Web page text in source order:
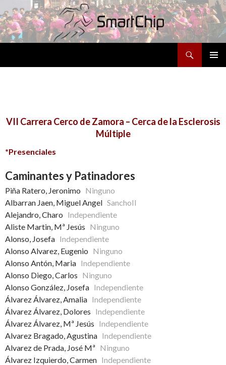
VII Carrera Cerco de Zamora – Cerca de la Esclerosis
Múltiple
*Presenciales
Caminantes y Patinadores
Piña Ratero, Jeronimo Ninguno
Albarran Jaen, Miguel Angel SanchoII
Alejandro, Charo Independiente
Aliste Martin, Mª Jesús Ninguno
Alonso, Josefa Independiente
Alonso Alvarez, Eugenio Ninguno
Alonso Antón, Maria Independiente
Alonso Diego, Carlos Ninguno
Alonso González, Josefa Independiente
Álvarez Álvarez, Amalia Independiente
Álvarez Álvarez, Dolores Independiente
Álvarez Álvarez, Mª Jesús Independiente
Alvarez Bragado, Agustina Independiente
Alvarez de Prada, José Mª Ninguno
Álvarez Izquierdo, Carmen Independiente